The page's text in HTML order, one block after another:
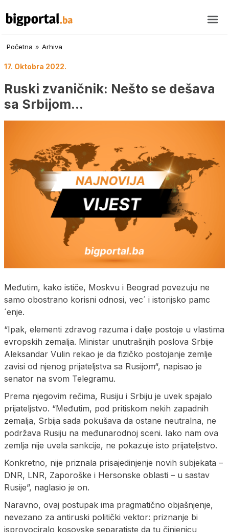
Početna » Arhiva
17. Oktobra 2022.
Ruski zvaničnik: Nešto se dešava
sa Srbijom…
Međutim, kako ističe, Moskvu i Beograd povezuju ne
samo obostrano korisni odnosi, vec´ i istorijsko pamc
´enje.
“Ipak, elementi zdravog razuma i dalje postoje u vlastima
evropskih zemalja. Ministar unutrašnjih poslova Srbije
Aleksandar Vulin rekao je da fizičko postojanje zemlje
zavisi od njenog prijateljstva sa Rusijom“, napisao je
senator na svom Telegramu.
Prema njegovim rečima, Rusiju i Srbiju je uvek spajalo
prijateljstvo. “Međutim, pod pritiskom nekih zapadnih
zemalja, Srbija sada pokušava da ostane neutralna, ne
podržava Rusiju na međunarodnoj sceni. Iako nam ova
zemlja nije uvela sankcije, ne pokazuje isto prijateljstvo.
Konkretno, nije priznala prisajedinjenje novih subjekata –
DNR, LNR, Zaporoške i Hersonske oblasti – u sastav
Rusije”, naglasio je on.
Naravno, ovaj postupak ima pragmatično objašnjenje,
nevezano za antiruski politički vektor: priznanje bi
isprovociralo kosovske separatiste da tu činjenicu